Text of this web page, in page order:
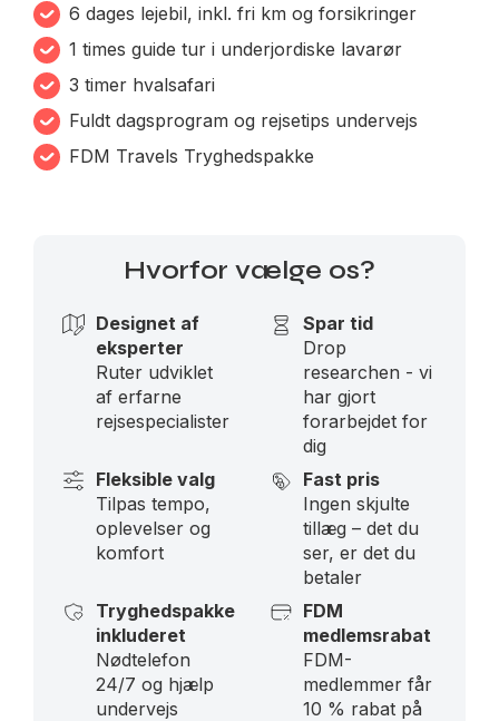
6 dages lejebil, inkl. fri km og forsikringer
1 times guide tur i underjordiske lavarør
3 timer hvalsafari
Fuldt dagsprogram og rejsetips undervejs
FDM Travels Tryghedspakke
Hvorfor vælge os?
Designet af
eksperter
Ruter udviklet
af erfarne
rejsespecialister
Spar tid
Drop
researchen - vi
har gjort
forarbejdet for
dig
Fleksible valg
Tilpas tempo,
oplevelser og
komfort
Fast pris
Ingen skjulte
tillæg – det du
ser, er det du
betaler
Tryghedspakke
inkluderet
Nødtelefon
24/7 og hjælp
undervejs
FDM
medlemsrabat
FDM-
medlemmer får
10 % rabat på